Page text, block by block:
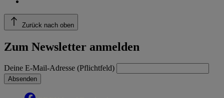
Zurück nach oben
Zum Newsletter anmelden
Deine E-Mail-Adresse (Pflichtfeld)
Absenden